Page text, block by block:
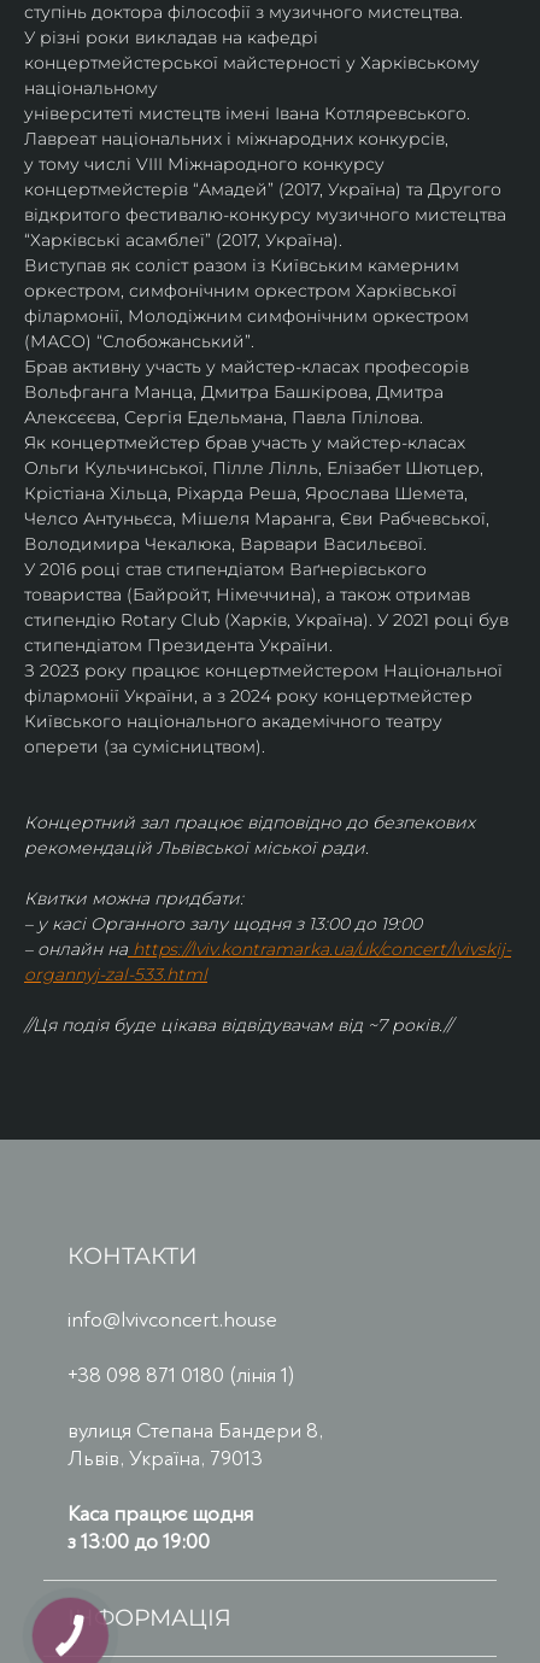
ступінь доктора філософії з музичного мистецтва.
У різні роки викладав на кафедрі
концертмейстерської майстерності у Харківському
національному
університеті мистецтв імені Івана Котляревського.
Лавреат національних і міжнародних конкурсів,
у тому числі VIII Міжнародного конкурсу
концертмейстерів “Амадей” (2017, Україна) та Другого
відкритого фестивалю-конкурсу музичного мистецтва
“Харківські асамблеї” (2017, Україна).
Виступав як соліст разом із Київським камерним
оркестром, симфонічним оркестром Харківської
філармонії, Молодіжним симфонічним оркестром
(МАСО) “Слобожанський”.
Брав активну участь у майстер-класах професорів
Вольфганга Манца, Дмитра Башкірова, Дмитра
Алексєєва, Сергія Едельмана, Павла Гілілова.
Як концертмейстер брав участь у майстер-класах
Ольги Кульчинської, Пілле Лілль, Елізабет Шютцер,
Крістіана Хільца, Ріхарда Реша, Ярослава Шемета,
Челсо Антуньєса, Мішеля Маранга, Єви Рабчевської,
Володимира Чекалюка, Варвари Васильєвої.
У 2016 році став стипендіатом Ваґнерівського
товариства (Байройт, Німеччина), а також отримав
стипендію Rotary Club (Харків, Україна). У 2021 році був
стипендіатом Президента України.
З 2023 року працює концертмейстером Національної
філармонії України, а з 2024 року концертмейстер
Київського національного академічного театру
оперети (за сумісництвом).
Концертний зал працює відповідно до безпекових
рекомендацій Львівської міської ради.
Квитки можна придбати:
– у касі Органного залу щодня з 13:00 до 19:00
– онлайн на https://lviv.kontramarka.ua/uk/concert/lvivskij-
organnyj-zal-533.html
//Ця подія буде цікава відвідувачам від ~7 років.//
КОНТАКТИ
info@lvivconcert.house
+38 098 871 0180 (лінія 1)
вулиця Степана Бандери 8,
Львів, Україна, 79013
Каса працює щодня
з 13:00 до 19:00
ІНФОРМАЦІЯ